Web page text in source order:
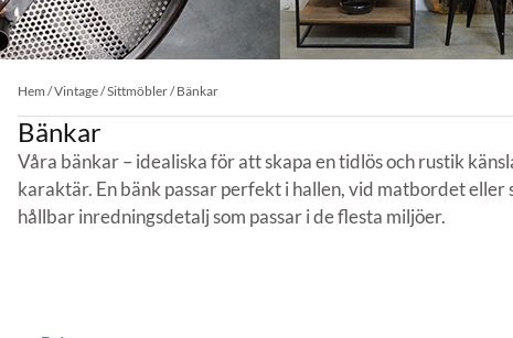
Hem /Vintage/Sittmöbler/ Bänkar
Bänkar
Våra bänkar – idealiska för att skapa en tidlös och rustik
karaktär. En bänk passar perfekt i hallen, vid matbordet
hållbar inredningsdetalj som passar i de flesta miljöer.